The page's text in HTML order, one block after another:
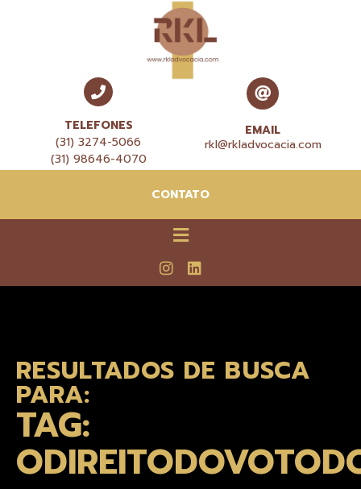
TELEFONES
(31) 3274-5066
(31) 98646-4070
EMAIL
rkl@rkladvocacia.com
CONTATO
RESULTADOS DE BUSCA
PARA:
TAG: